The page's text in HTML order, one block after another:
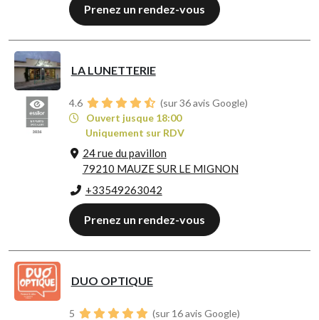
Prenez un rendez-vous
LA LUNETTERIE
4.6
(sur 36 avis Google)
Ouvert jusque 18:00
Uniquement sur RDV
24 rue du pavillon
79210 MAUZE SUR LE MIGNON
+33549263042
Prenez un rendez-vous
DUO OPTIQUE
5
(sur 16 avis Google)